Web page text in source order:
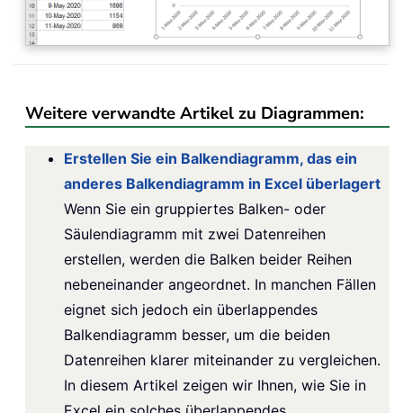
Weitere verwandte Artikel zu Diagrammen:
Erstellen Sie ein Balkendiagramm, das ein
anderes Balkendiagramm in Excel überlagert
Wenn Sie ein gruppiertes Balken- oder
Säulendiagramm mit zwei Datenreihen
erstellen, werden die Balken beider Reihen
nebeneinander angeordnet. In manchen Fällen
eignet sich jedoch ein überlappendes
Balkendiagramm besser, um die beiden
Datenreihen klarer miteinander zu vergleichen.
In diesem Artikel zeigen wir Ihnen, wie Sie in